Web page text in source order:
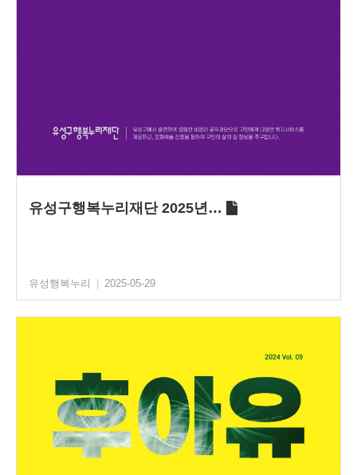
유성구행복누리재단 2025년…
유성행복누리 2025-05-29